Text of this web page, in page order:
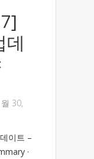
데
30,
이트 –
·